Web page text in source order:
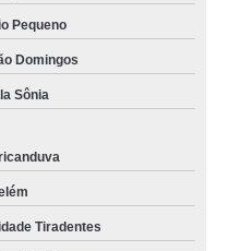
Pequeno
Domingos
Sônia
Tiradentes